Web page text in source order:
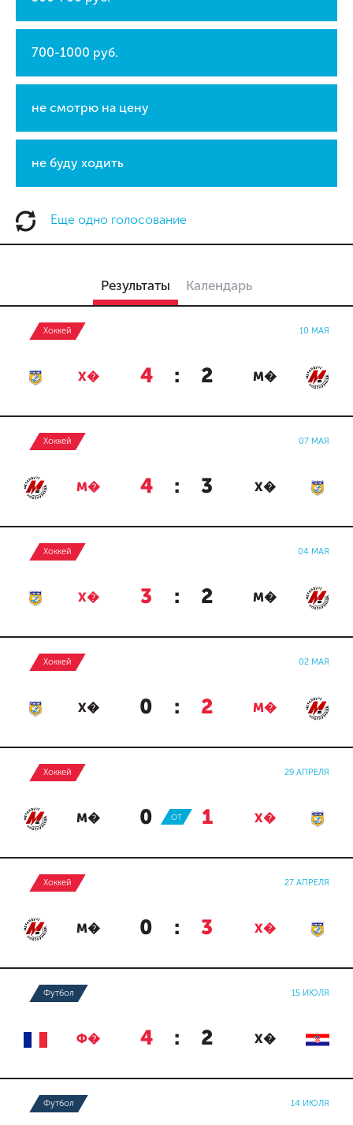
700-1000 руб.
не смотрю на цену
не буду ходить
Еще одно голосование
Результаты Календарь
Хоккей 10 МАЯ
Х� 4 : 2 М�
Хоккей 07 МАЯ
М� 4 : 3 Х�
Хоккей 04 МАЯ
Х� 3 : 2 М�
Хоккей 02 МАЯ
Х� 0 : 2 М�
Хоккей 29 АПРЕЛЯ
М� 0 : 1 Х�
ОТ
Хоккей 27 АПРЕЛЯ
М� 0 : 3 Х�
Футбол 15 ИЮЛЯ
Ф� 4 : 2 Х�
Футбол 14 ИЮЛЯ